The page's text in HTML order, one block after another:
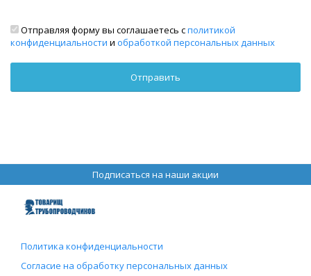
Отправляя форму вы соглашаетесь сполитикой
конфиденциальности и обработкой персональных данных
Подписаться на наши акции
Политика конфиденциальности
Согласие на обработку персональных данных